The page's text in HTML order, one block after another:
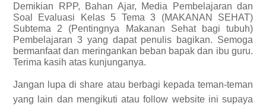
Demikian
RPP, Bahan Ajar, Media Pembelajaran dan
Soal Evaluasi Kelas 5 Tema 3 (MAKANAN SEHAT)
Subtema 2 (Pentingnya Makanan Sehat bagi tubuh)
Pembelajaran 3 yang dapat penulis bagikan. Semoga
bermanfaat dan meringankan beban bapak dan ibu guru.
Terima kasih atas kunjunganya.
Jangan lupa di share atau berbagi kepada teman-teman
yang lain dan mengikuti atau follow website ini supaya